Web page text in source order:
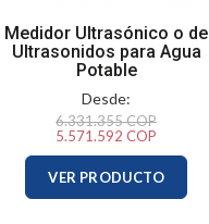
Medidor Ultrasónico o de
Ultrasonidos para Agua
Potable
Desde:
6.331.355 COP
5.571.592 COP
VER PRODUCTO